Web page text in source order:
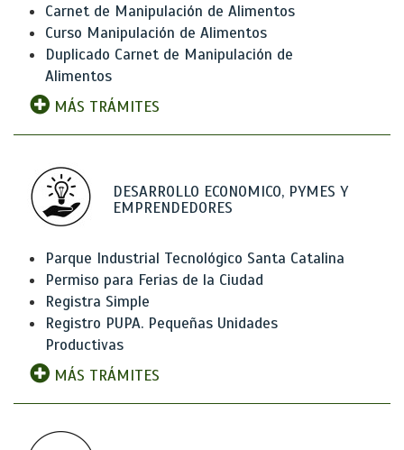
Carnet de Manipulación de Alimentos
Curso Manipulación de Alimentos
Duplicado Carnet de Manipulación de
Alimentos
MÁS TRÁMITES
DESARROLLO ECONOMICO, PYMES Y
EMPRENDEDORES
Parque Industrial Tecnológico Santa Catalina
Permiso para Ferias de la Ciudad
Registra Simple
Registro PUPA. Pequeñas Unidades
Productivas
MÁS TRÁMITES